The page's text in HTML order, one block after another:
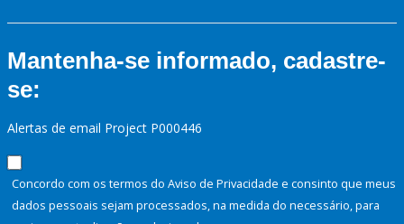
Mantenha-se informado, cadastre-
se:
Alertas de email Project P000446
Concordo com os termos do Aviso de Privacidade e consinto que meus
dados pessoais sejam processados, na medida do necessário, para